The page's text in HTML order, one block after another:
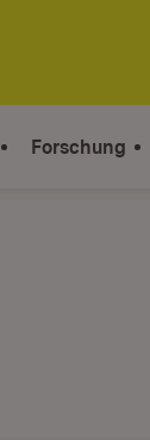
Forschung